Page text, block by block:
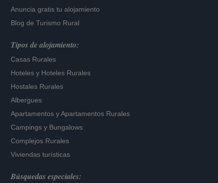
Anuncia gratis tu alojamiento
Blog de Turismo Rural
Tipos de alojamiento:
Casas Rurales
Hoteles y Hoteles Rurales
Hostales Rurales
Albergues
Apartamentos yApartamentos Rurales
Campings y Bungalows
Complejos Rurales
Viviendas turísticas
Búsquedas especiales: